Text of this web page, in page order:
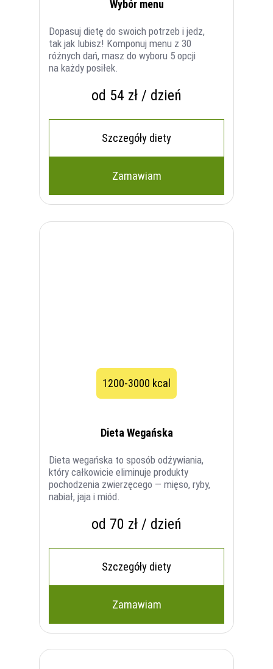
Wybór menu
Dopasuj dietę do swoich potrzeb i jedz,
tak jak lubisz! Komponuj menu z 30
różnych dań, masz do wyboru 5 opcji
na każdy posiłek.
od 54 zł / dzień
Szczegóły diety
Zamawiam
1200-3000 kcal
Dieta Wegańska
Dieta wegańska to sposób odżywiania,
który całkowicie eliminuje produkty
pochodzenia zwierzęcego — mięso, ryby,
nabiał, jaja i miód.
od 70 zł / dzień
Szczegóły diety
Zamawiam